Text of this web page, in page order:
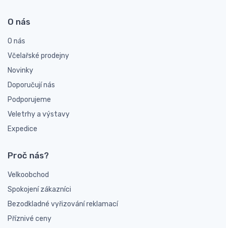
O nás
O nás
Včelařské prodejny
Novinky
Doporučují nás
Podporujeme
Veletrhy a výstavy
Expedice
Proč nás?
Velkoobchod
Spokojení zákazníci
Bezodkladné vyřizování reklamací
Příznivé ceny